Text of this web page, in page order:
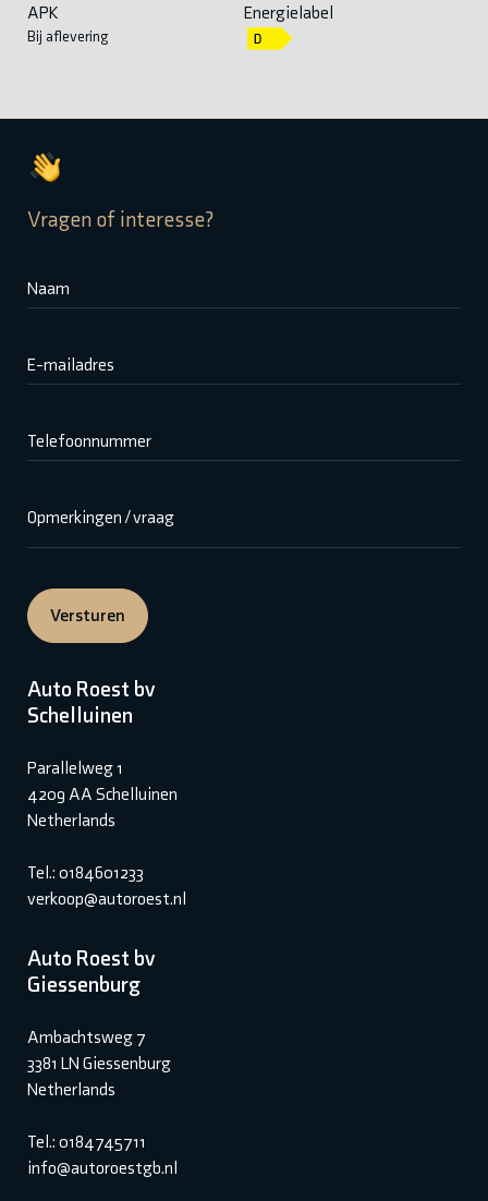
APK
Bij aflevering
Energielabel
Vragen of interesse?
Naam
E-mailadres
Telefoonnummer
Opmerkingen / vraag
Versturen
Auto Roest bv
Schelluinen
Parallelweg 1
4209 AA Schelluinen
Netherlands
Tel.: 0184601233
verkoop@autoroest.nl
Auto Roest bv
Giessenburg
Ambachtsweg 7
3381 LN Giessenburg
Netherlands
Tel.: 0184745711
info@autoroestgb.nl